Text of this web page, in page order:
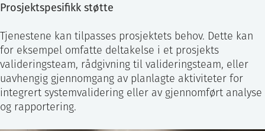
Prosjektspesifikk støtte
Tjenestene kan tilpasses prosjektets behov. Dette kan
for eksempel omfatte deltakelse i et prosjekts
valideringsteam, rådgivning til valideringsteam, eller
uavhengig gjennomgang av planlagte aktiviteter for
integrert systemvalidering eller av gjennomført analyse
og rapportering.